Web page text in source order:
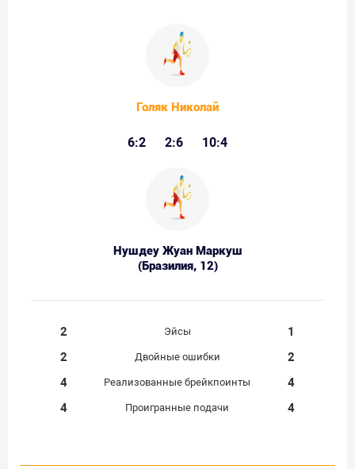
Голяк Николай
6:2 2:6 10:4
Нушдеу Жуан Маркуш
(Бразилия, 12)
2 Эйсы
1
2
Двойные ошибки
2
4
Реализованные брейкпоинты
4
4
Проигранные подачи 4